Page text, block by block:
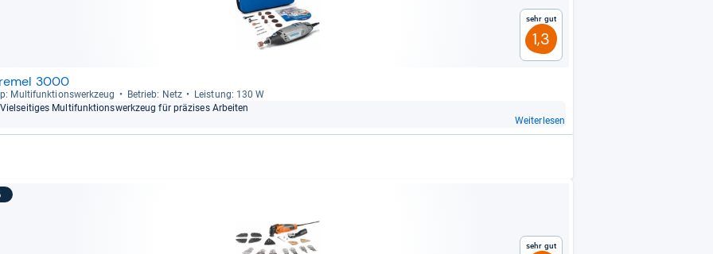
Sehr gut
1,3
3000
Mul­ti­funk­ti­ons­werk­zeug Betrieb: Netz
Leis­tung: 130 W
Viel­sei­ti­ges Mul­ti­funk­ti­ons­werk­zeug für prä­zi­ses Arbei­ten
Weiterlesen
Sehr gut